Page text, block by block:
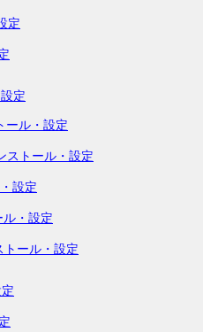
定
定
ール・設定
ストール・設定
設定
・設定
トール・設定